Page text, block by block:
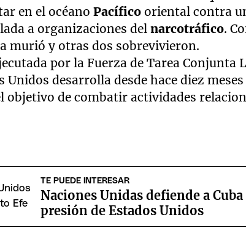
en el océanoPacíficooriental contra
a organizaciones delnarcotráfico.
murió y otras dos sobrevivieron.
por la Fuerza de Tarea Conjunta
Unidos desarrolla desde hace diez meses
objetivo de combatir actividades
TE PUEDE INTERESAR
Naciones Unidas defiende a
presión de Estados Unidos